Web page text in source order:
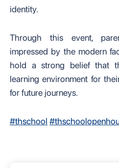
identity.
Through this event,
impressed by the modern
hold a strong belief that
learning environment for
for future journeys.
#thschool